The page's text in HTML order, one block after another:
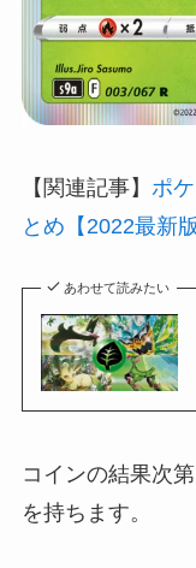
【関連記事】 ポ
とめ【2022最新版
あわせて読みたい
コインの結果次
を持ちます。